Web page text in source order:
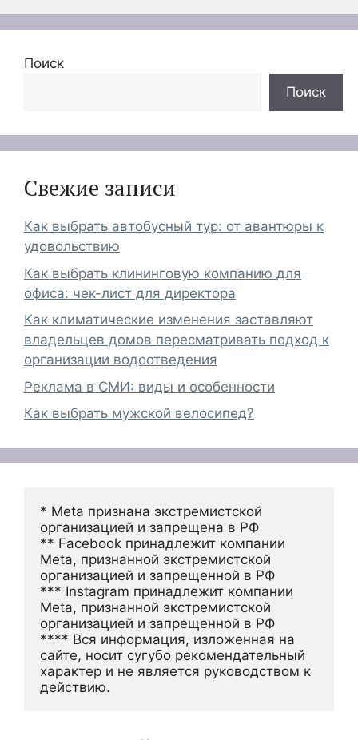
Поиск
Поиск
Свежие записи
Как выбрать автобусный тур: от авантюры к
удовольствию
Как выбрать клининговую компанию для
офиса: чек-лист для директора
Как климатические изменения заставляют
владельцев домов пересматривать подход к
организации водоотведения
Реклама в СМИ: виды и особенности
Как выбрать мужской велосипед?
* Meta признана экстремистской
организацией и запрещена в РФ
** Facebook принадлежит компании
Meta, признанной экстремистской
организацией и запрещенной в РФ
*** Instagram принадлежит компании
Meta, признанной экстремистской
организацией и запрещенной в РФ
**** Вся информация, изложенная на
сайте, носит сугубо рекомендательный
характер и не является руководством к
действию.